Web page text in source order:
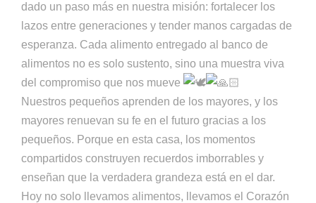
dado un paso más en nuestra misión: fortalecer los
lazos entre generaciones y tender manos cargadas de
esperanza. Cada alimento entregado al banco de
alimentos no es solo sustento, sino una muestra viva
del compromiso que nos mueve
Nuestros pequeños aprenden de los mayores, y los
mayores renuevan su fe en el futuro gracias a los
pequeños. Porque en esta casa, los momentos
compartidos construyen recuerdos imborrables y
enseñan que la verdadera grandeza está en el dar.
Hoy no solo llevamos alimentos, llevamos el Corazón